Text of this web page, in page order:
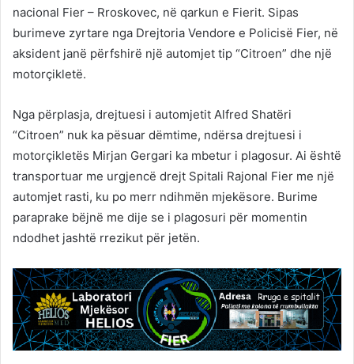
nacional Fier – Rroskovec, në qarkun e Fierit. Sipas
burimeve zyrtare nga Drejtoria Vendore e Policisë Fier, në
aksident janë përfshirë një automjet tip “Citroen” dhe një
motorçikletë.
Nga përplasja, drejtuesi i automjetit Alfred Shatëri
“Citroen” nuk ka pësuar dëmtime, ndërsa drejtuesi i
motorçikletës Mirjan Gergari ka mbetur i plagosur. Ai është
transportuar me urgjencë drejt Spitali Rajonal Fier me një
automjet rasti, ku po merr ndihmën mjekësore. Burime
paraprake bëjnë me dije se i plagosuri për momentin
ndodhet jashtë rrezikut për jetën.